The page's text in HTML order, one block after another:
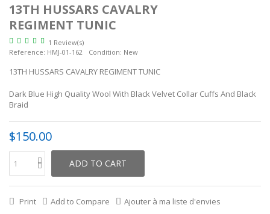
13TH HUSSARS CAVALRY
REGIMENT TUNIC
1 Review(s)
Reference: HMJ-01-162 Condition: New
13TH HUSSARS CAVALRY REGIMENT TUNIC
Dark Blue High Quality Wool With Black Velvet Collar Cuffs And Black
Braid
$150.00
ADD TO CART
Print Add to Compare
Ajouter à ma liste d'envies